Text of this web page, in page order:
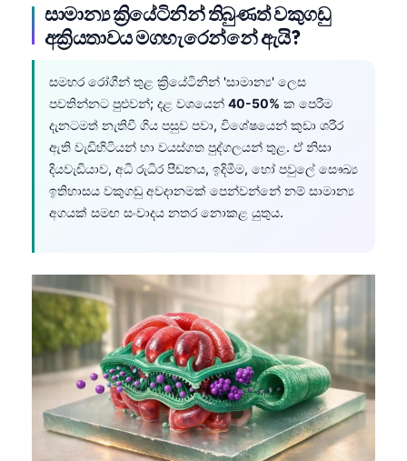
සාමාන්‍ය ක්‍රියේටිනින් තිබුණත් වකුගඩු
අක්‍රියතාවය මගහැරෙන්නේ ඇයි?
සමහර රෝගීන් තුළ ක්‍රියේටිනින් 'සාමාන්‍ය' ලෙස
පවතින්නට පුළුවන්; දළ වශයෙන් 40-50% ක පෙරීම
දැනටමත් නැතිවී ගිය පසුව පවා, විශේෂයෙන් කුඩා ශරීර
ඇති වැඩිහිටියන් හා වයස්ගත පුද්ගලයන් තුළ. ඒ නිසා
දියවැඩියාව, අධි රුධිර පීඩනය, ඉදිමීම, හෝ පවුලේ සෞඛ්‍ය
ඉතිහාසය වකුගඩු අවදානමක් පෙන්වන්නේ නම් සාමාන්‍ය
අගයක් සමඟ සංවාදය නතර නොකළ යුතුය.